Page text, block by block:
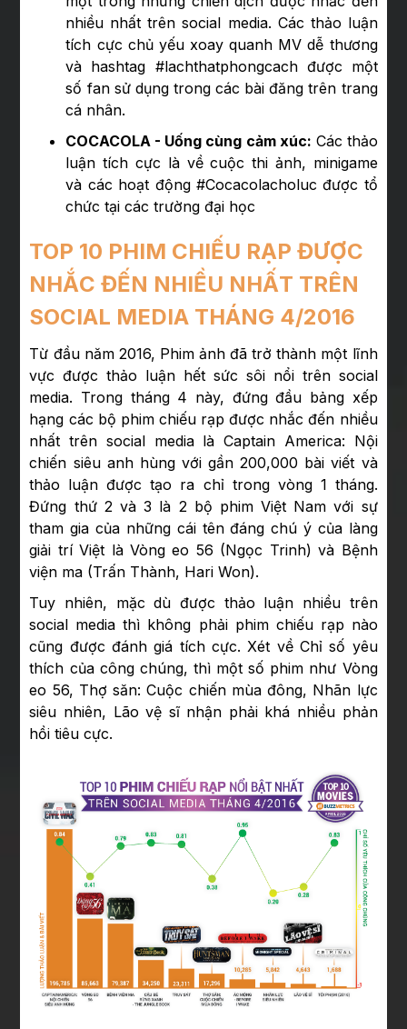
nhiều nhất trên social media. Các thảo luận
tích cực chủ yếu xoay quanh MV dễ thương
và hashtag #lachthatphongcach được một
số fan sử dụng trong các bài đăng trên trang
cá nhân.
COCACOLA - Uống cùng cảm xúc: Các thảo
luận tích cực là về cuộc thi ảnh, minigame
và các hoạt động #Cocacolacholuc được tổ
chức tại các trường đại học
TOP 10 PHIM CHIẾU RẠP ĐƯỢC
NHẮC ĐẾN NHIỀU NHẤT TRÊN
SOCIAL MEDIA THÁNG 4/2016
Từ đầu năm 2016, Phim ảnh đã trở thành một lĩnh
vực được thảo luận hết sức sôi nổi trên social
media. Trong tháng 4 này, đứng đầu bảng xếp
hạng các bộ phim chiếu rạp được nhắc đến nhiều
nhất trên social media là Captain America: Nội
chiến siêu anh hùng với gần 200,000 bài viết và
thảo luận được tạo ra chỉ trong vòng 1 tháng.
Đứng thứ 2 và 3 là 2 bộ phim Việt Nam với sự
tham gia của những cái tên đáng chú ý của làng
giải trí Việt là Vòng eo 56 (Ngọc Trinh) và Bệnh
viện ma (Trấn Thành, Hari Won).
Tuy nhiên, mặc dù được thảo luận nhiều trên
social media thì không phải phim chiếu rạp nào
cũng được đánh giá tích cực. Xét về Chỉ số yêu
thích của công chúng, thì một số phim như Vòng
eo 56, Thợ săn: Cuộc chiến mùa đông, Nhãn lực
siêu nhiên, Lão vệ sĩ nhận phải khá nhiều phản
hồi tiêu cực.